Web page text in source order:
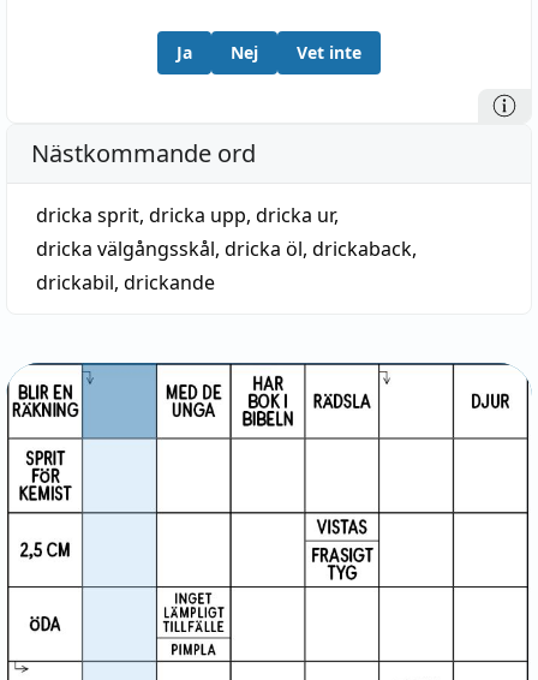
Ja Nej Vet inte
Nästkommande ord
dricka sprit, dricka upp, dricka ur,
dricka välgångsskål, dricka öl, drickaback,
drickabil, drickande